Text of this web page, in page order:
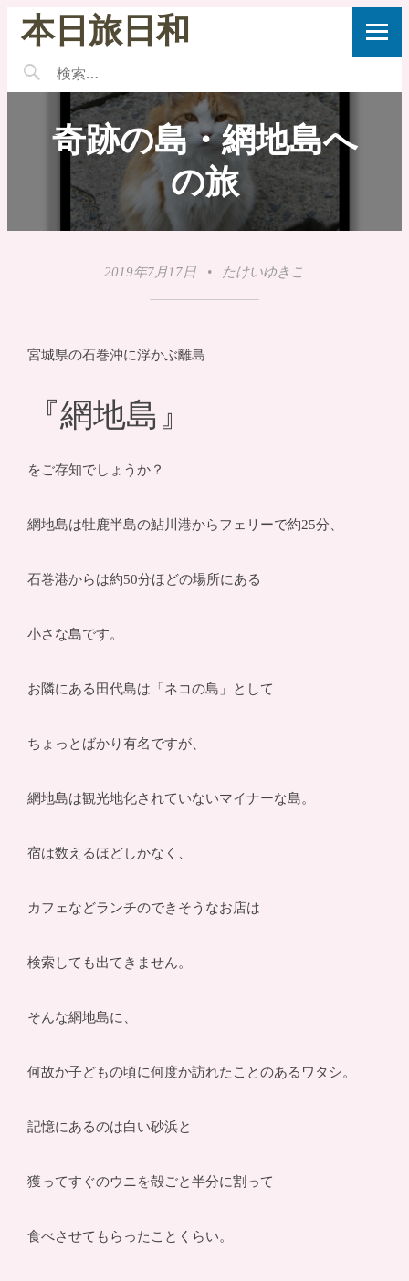
本日旅日和
奇跡の島・網地島へ
の旅
2019年7月17日 • たけいゆきこ
宮城県の石巻沖に浮かぶ離島
『網地島』
をご存知でしょうか？
網地島は牡鹿半島の鮎川港からフェリーで約25分、
石巻港からは約50分ほどの場所にある
小さな島です。
お隣にある田代島は「ネコの島」として
ちょっとばかり有名ですが、
網地島は観光地化されていないマイナーな島。
宿は数えるほどしかなく、
カフェなどランチのできそうなお店は
検索しても出てきません。
そんな網地島に、
何故か子どもの頃に何度か訪れたことのあるワタシ。
記憶にあるのは白い砂浜と
獲ってすぐのウニを殻ごと半分に割って
食べさせてもらったことくらい。